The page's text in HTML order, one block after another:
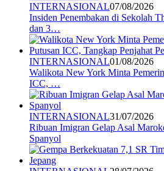
INTERNASIONAL07/08/2026
Insiden Penembakan di Sekolah
dan 3…
INTERNASIONAL01/08/2026
Walikota New York Minta
ICC, …
INTERNASIONAL31/07/2026
Ribuan Imigran Gelap Asal
Spanyol